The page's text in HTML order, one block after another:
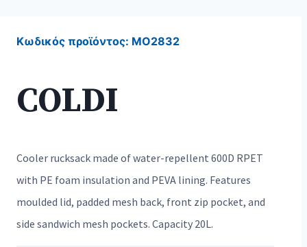
Κωδικός προϊόντος: MO2832
COLDI
Cooler rucksack made of water-repellent 600D RPET
with PE foam insulation and PEVA lining. Features
moulded lid, padded mesh back, front zip pocket, and
side sandwich mesh pockets. Capacity 20L.